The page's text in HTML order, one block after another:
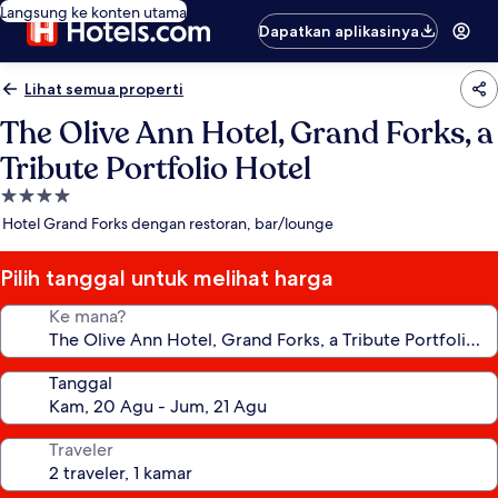
Langsung ke konten utama
Dapatkan aplikasinya
Lihat semua properti
The Olive Ann Hotel, Grand Forks, a
Tribute Portfolio Hotel
Properti
bintang
Hotel Grand Forks dengan restoran, bar/lounge
Pilih tanggal untuk melihat harga
Ke mana?
Tanggal
Traveler